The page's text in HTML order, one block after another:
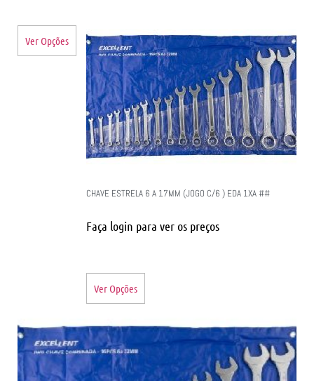
Ver Opções
CHAVE ESTRELA 6 A 17MM (JOGO C/6 ) EDA 1XA ##
Faça login para ver os preços
Ver Opções